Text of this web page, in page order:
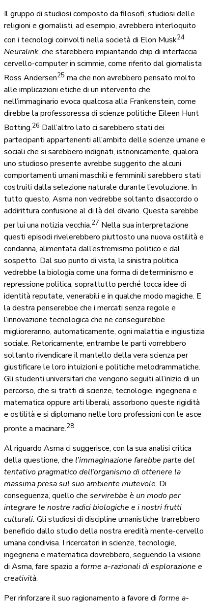
Il gruppo di studiosi composto da filosofi, studiosi delle
religioni e giornalisti, ad esempio, avrebbero interloquito
con i tecnologi coinvolti nella società di Elon Musk24
Neuralink, che starebbero impiantando chip di interfaccia
cervello-computer in scimmie, come riferito dal giornalista
Ross Andersen25 ma che non avrebbero pensato molto
alle implicazioni etiche di un intervento che
nell’immaginario evoca qualcosa alla Frankenstein, come
direbbe la professoressa di scienze politiche Eileen Hunt
Botting.26 Dall’altro lato ci sarebbero stati dei
partecipanti appartenenti all’ambito delle scienze umane e
sociali che si sarebbero indignati, istrionicamente, qualora
uno studioso presente avrebbe suggerito che alcuni
comportamenti umani maschili e femminili sarebbero stati
costruiti dalla selezione naturale durante l’evoluzione. In
tutto questo, Asma non vedrebbe soltanto disaccordo o
addirittura confusione al di là del divario. Questa sarebbe
per lui una notizia vecchia.27 Nella sua interpretazione
questi episodi rivelerebbero piuttosto una nuova ostilità e
condanna, alimentata dall’estremismo politico e dal
sospetto. Dal suo punto di vista, la sinistra politica
vedrebbe la biologia come una forma di determinismo e
repressione politica, soprattutto perché tocca idee di
identità reputate, venerabili e in qualche modo magiche. E
la destra penserebbe che i mercati senza regole e
l’innovazione tecnologica che ne conseguirebbe
miglioreranno, automaticamente, ogni malattia e ingiustizia
sociale. Retoricamente, entrambe le parti vorrebbero
soltanto rivendicare il mantello della vera scienza per
giustificare le loro intuizioni e politiche melodrammatiche.
Gli studenti universitari che vengono seguiti all’inizio di un
percorso, che si tratti di scienze, tecnologie, ingegneria e
matematica oppure arti liberali, assorbono queste rigidità
e ostilità e si diplomano nelle loro professioni con le asce
pronte a macinare.28
Al riguardo Asma ci suggerisce, con la sua analisi critica
della questione, che l’immaginazione farebbe parte del
tentativo pragmatico dell’organismo di ottenere la
massima presa sul suo ambiente mutevole. Di
conseguenza, quello che servirebbe è un modo per
integrare le nostre radici biologiche e i nostri frutti
culturali. Gli studiosi di discipline umanistiche trarrebbero
beneficio dallo studio della nostra eredità mente-cervello
umana condivisa. I ricercatori in scienze, tecnologie,
ingegneria e matematica dovrebbero, seguendo la visione
di Asma, fare spazio a forme a-razionalidi esplorazione e
creatività.
Per rinforzare il suo ragionamento a favore di forme a-